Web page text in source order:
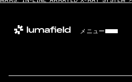
メニュー